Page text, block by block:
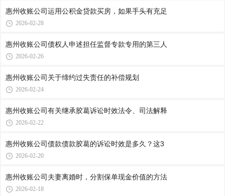
惠州收账公司​运用公积金贷款买房，如果手头有充足
2026-02-28
惠州收账公司​债权人申述担任监督专款专用的第三人
2026-02-26
惠州收账公司​关于缔约过失责任的补偿规划
2026-02-24
惠州收账公司​有关继承胶葛诉讼时效法令、司法解释
2026-02-22
惠州收账公司​债款债款胶葛的诉讼时效是多久？这3
2026-02-20
惠州收账公司​夫妻离婚时，分割保单现金价值的方法
2026-02-18